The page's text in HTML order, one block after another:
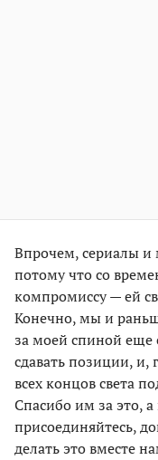
Впрочем, сериалы и
потому что со
компромиссу — ей
Конечно, мы и
за моей спиной
сдавать позиции, и,
всех концов света
Спасибо им за это,
присоединяйтесь,
делать это вместе